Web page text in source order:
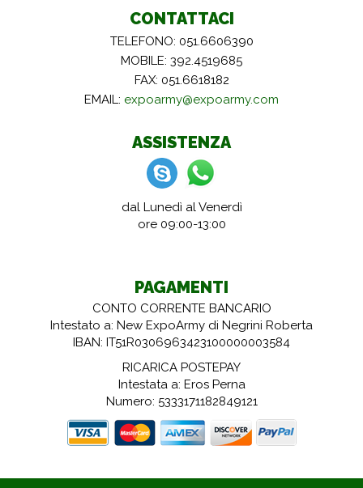
CONTATTACI
TELEFONO: 051.6606390
MOBILE: 392.4519685
FAX: 051.6618182
EMAIL: expoarmy@expoarmy.com
ASSISTENZA
dal Lunedì al Venerdì
ore 09:00-13:00
PAGAMENTI
CONTO CORRENTE BANCARIO
Intestato a: New ExpoArmy di Negrini Roberta
IBAN: IT51R0306963423100000003584
RICARICA POSTEPAY
Intestata a: Eros Perna
Numero: 5333171182849121